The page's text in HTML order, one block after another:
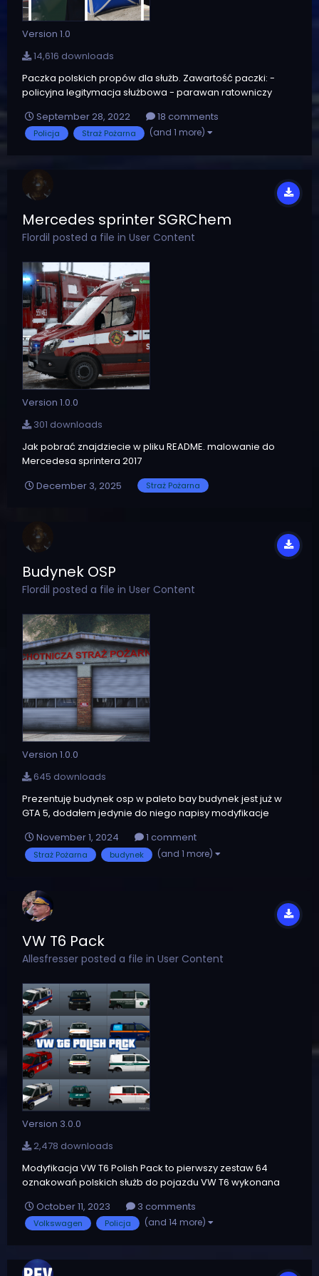
Version 1.0
14,616 downloads
Paczka polskich propów dla służb. Zawartość paczki: -
policyjna legitymacja służbowa - parawan ratowniczy
- barierka policja Propy można respić za pomocą
trainerów, pluginów etc. Ponadto prop legitymacji oraz
September 28, 2022 18 comments
Policja Straż Pożarna (and 1 more)
Mercedes sprinter SGRChem
Flordil posted a file in User Content
Version 1.0.0
301 downloads
Jak pobrać znajdziecie w pliku README. malowanie do
Mercedesa sprintera 2017
December 3, 2025
Straż Pożarna
Budynek OSP
Flordil posted a file in User Content
Version 1.0.0
645 downloads
Prezentuję budynek osp w paleto bay budynek jest już w
GTA 5, dodałem jedynie do niego napisy modyfikacje
modyfikacji.
November 1, 2024 1 comment
Straż Pożarna budynek (and 1 more)
VW T6 Pack
Allesfresser posted a file in User Content
Version 3.0.0
2,478 downloads
Modyfikacja VW T6 Polish Pack to pierwszy zestaw 64
oznakowań polskich służb do pojazdu VW T6 wykonana
angielskim i białoruskim) Dwa foldery z teksturami UWAGA:
Modyfikacja NIE ZAWIERA tekstur sygnałów ani belki...
October 11, 2023 3 comments
Volkswagen Policja (and 14 more)